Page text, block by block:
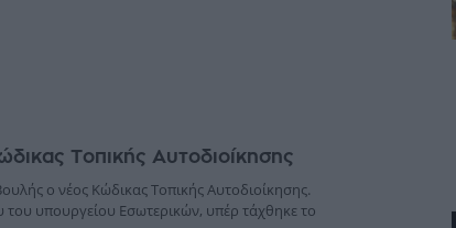
Τοπικής Αυτοδιοίκησης
ο νέος Κώδικας Τοπικής Αυτοδιοίκησης.
του υπουργείου Εσωτερικών, υπέρ τάχθηκε το